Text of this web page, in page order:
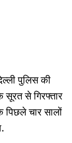
पुलिस की
से गिरफ्तार
चार सालों